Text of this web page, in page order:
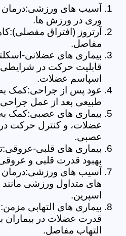
آسیب های ورزشی:درمان
وری در ورزش ها.
آرتروز (افتراق
مفاصل.
بیماری های عضلانی-
قابلیت حرکت در شرایطی
اسپاسم عضلات.
عود پس از جراحی:کمک
طبیعی بعد از عمل
بیماری های عصبی:کمک به
عضلات، و کنترل حرکت
عصبی.
بیماری های قلبی-
بهبود قدرت قلبی و
آسیب های ورزشی:درمان
های متداول ورزشی
اسپرین.
بیماری های التهابی
قدرت عضلات در بیماران
التهاب مفاصل.